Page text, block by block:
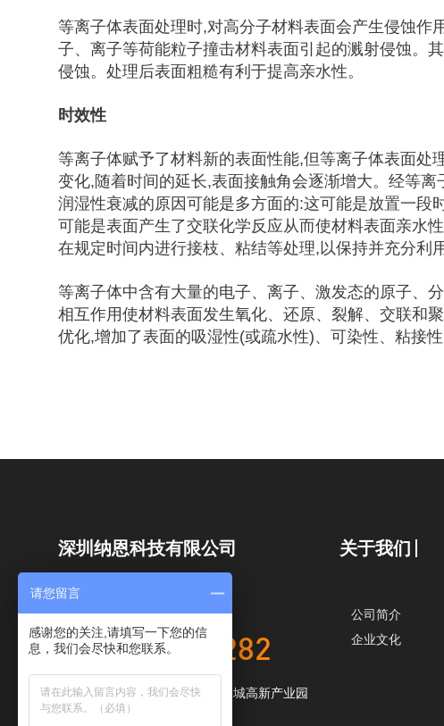
等离子体表面处理时,对高分子材料表面会产生侵蚀作
子、离子等荷能粒子撞击材料表面引起的溅射侵蚀。
侵蚀。处理后表面粗糙有利于提高亲水性。
时效性
等离子体赋予了材料新的表面性能,但等离子体表面处
变化,随着时间的延长,表面接触角会逐渐增大。经等离
润湿性衰减的原因可能是多方面的:这可能是放置一
可能是表面产生了交联化学反应从而使材料表面亲水
在规定时间内进行接枝、粘结等处理,以保持并充分利
等离子体中含有大量的电子、离子、激发态的原子、
相互作用使材料表面发生氧化、还原、裂解、交联和
优化,增加了表面的吸湿性(或疏水性)、可染性、粘接
深圳纳恩科技有限公司
全国服务热线
173-2233-3282
地址：广东省深圳市光明区华明城高新产业园
A栋5楼
关于我们
公司简介
企业文化
请您留言
感谢您的关注,请填写一下您的信
息，我们会尽快和您联系。